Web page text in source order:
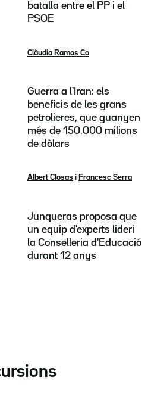
batalla entre el PP i el
PSOE
Clàudia Ramos Co
Guerra a l'Iran: els
beneficis de les grans
petrolieres, que guanyen
més de 150.000 milions
de dòlars
Albert Closas i Francesc Serra
Junqueras proposa que
un equip d'experts lideri
la Conselleria d'Educació
durant 12 anys